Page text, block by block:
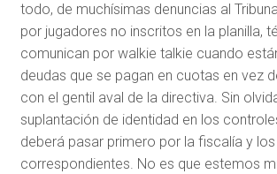
todo, de muchísimas denuncias al
por jugadores no inscritos en la planilla,
comunican por walkie talkie cuando
deudas que se pagan en cuotas en vez
con el gentil aval de la directiva. Sin
suplantación de identidad en los
deberá pasar primero por la fiscalía y los
correspondientes. No es que estemos